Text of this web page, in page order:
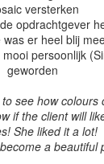
versterken
opdrachtgever
er heel blij
persoonlijk
geworden
see how colours
if the client will
She liked it a lot!
a beautiful